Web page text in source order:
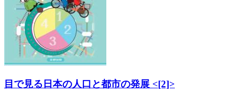
目で見る日本の人口と都市の発展 <[2]>